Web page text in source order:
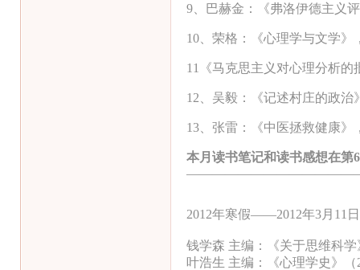
9、巴赫金：《弗洛伊德主义
10、荣格：《心理学与文学》
11 《马克思主义对心理分析的
12 、吴毅：《记述村庄的政
13、张雷：《中医拯救健康》
本月读书笔记和读书感想在第
2012年寒假——2012年3月11日
钱学森 主编：《关于思维科
叶浩生 主编：《心理学史》